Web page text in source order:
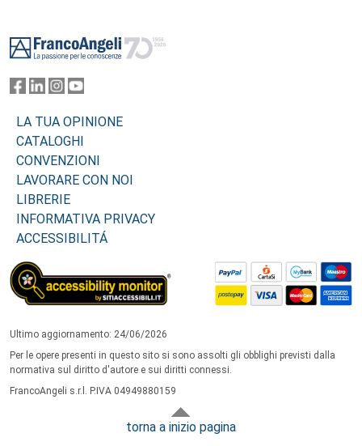
LA TUA OPINIONE
CATALOGHI
CONVENZIONI
LAVORARE CON NOI
LIBRERIE
INFORMATIVA PRIVACY
ACCESSIBILITÁ
Ultimo aggiornamento: 24/06/2026
Per le opere presenti in questo sito si sono assolti gli obblighi previsti dalla
normativa sul diritto d'autore e sui diritti connessi.
FrancoAngeli s.r.l. P.IVA 04949880159
torna a inizio pagina